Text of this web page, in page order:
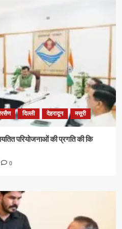
दिल्ली देहरादून मसूरी
परियोजनाओं की प्रगति की कि
0